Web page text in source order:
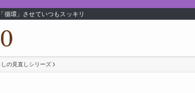
循環」させていつもスッキリ
しの見直しシリーズ